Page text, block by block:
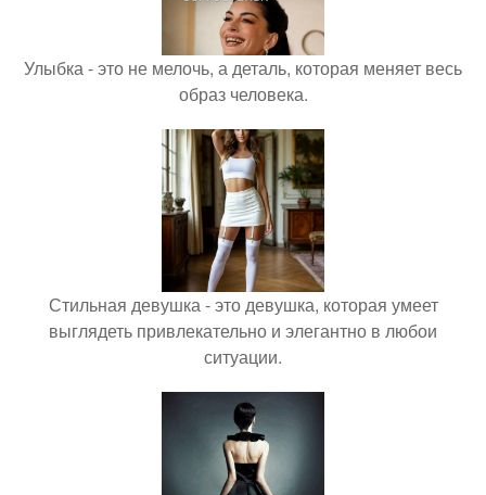
Улыбка - это не мелочь, а деталь, которая меняет весь
образ человека.
Стильная девушка - это девушка, которая умеет
выглядеть привлекательно и элегантно в любои
ситуации.